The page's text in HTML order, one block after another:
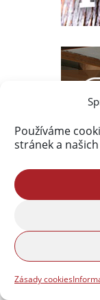
Používáme
stránek a
Zásady cookies